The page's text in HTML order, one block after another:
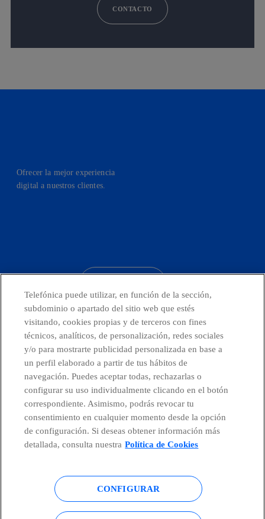
CONTACTO
Ofrecer la mejor experiencia
digital a nuestros clientes.
Telefónica en redes sociales
Canal de Denuncias
Centro Global Transparencia
Política de cookies Aviso legal
Telefónica puede utilizar, en función de la sección,
subdominio o apartado del sitio web que estés
visitando, cookies propias y de terceros con fines
técnicos, analíticos, de personalización, redes sociales
y/o para mostrarte publicidad personalizada en base a
un perfil elaborado a partir de tus hábitos de
navegación. Puedes aceptar todas, rechazarlas o
configurar su uso individualmente clicando en el botón
correspondiente. Asimismo, podrás revocar tu
consentimiento en cualquier momento desde la opción
de configuración. Si deseas obtener información más
detallada, consulta nuestra Política de Cookies
CONFIGURAR